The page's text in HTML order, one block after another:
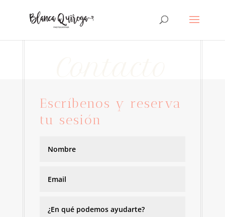
Contacto
Escríbenos y reserva
tu sesión